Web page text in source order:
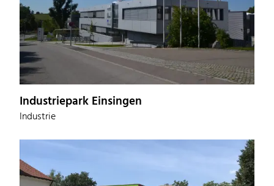
Industriepark Einsingen
Industrie